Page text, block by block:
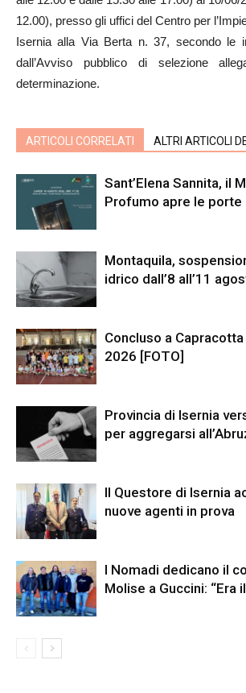
12.00), presso gli uffici del Centro per
Isernia alla Via Berta n. 37, secondo le
dall’Avviso pubblico di selezione
determinazione.
ARTICOLI CORRELATI ALTRI ARTICOLI
Sant’Elena Sannita, il
Profumo apre le porte
Montaquila,
idrico dall’8 all’11
Concluso a
2026 [FOTO]
Provincia di Isernia
per aggregarsi
Il Questore di Isernia
nuove agenti in prova
I Nomadi dedicano il
Molise a Guccini: “Era